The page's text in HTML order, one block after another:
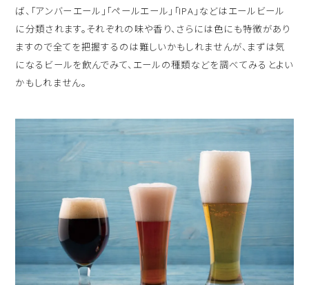
ば、「アンバーエール」「ペールエール」「IPA」などはエールビール
に分類されます。それぞれの味や香り、さらには色にも特徴があり
ますので全てを把握するのは難しいかもしれませんが、まずは気
になるビールを飲んでみて、エールの種類などを調べてみるとよい
かもしれません。